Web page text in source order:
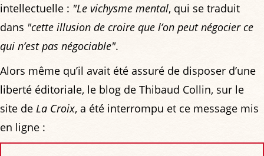
intellectuelle : "Le vichysme mental, qui se traduit
dans "cette illusion de croire que l’on peut négocier ce
qui n’est pas négociable".
Alors même qu’il avait été assuré de disposer d’une
liberté éditoriale, le blog de Thibaud Collin, sur le
site de La Croix, a été interrompu et ce message mis
en ligne :